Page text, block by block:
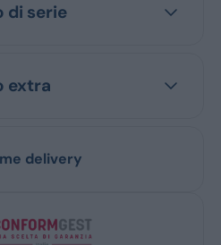
di serie
extra
delivery